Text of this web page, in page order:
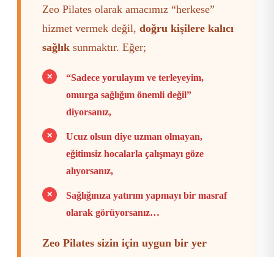
Zeo Pilates olarak amacımız “herkese”
hizmet vermek değil, doğru kişilere kalıcı
sağlık sunmaktır. Eğer;
✕
“Sadece yorulayım ve terleyeyim,
omurga sağlığım önemli değil”
diyorsanız,
✕
Ucuz olsun diye uzman olmayan,
eğitimsiz hocalarla çalışmayı göze
alıyorsanız,
✕
Sağlığınıza yatırım yapmayı bir masraf
olarak görüyorsanız…
Zeo Pilates sizin için uygun bir yer